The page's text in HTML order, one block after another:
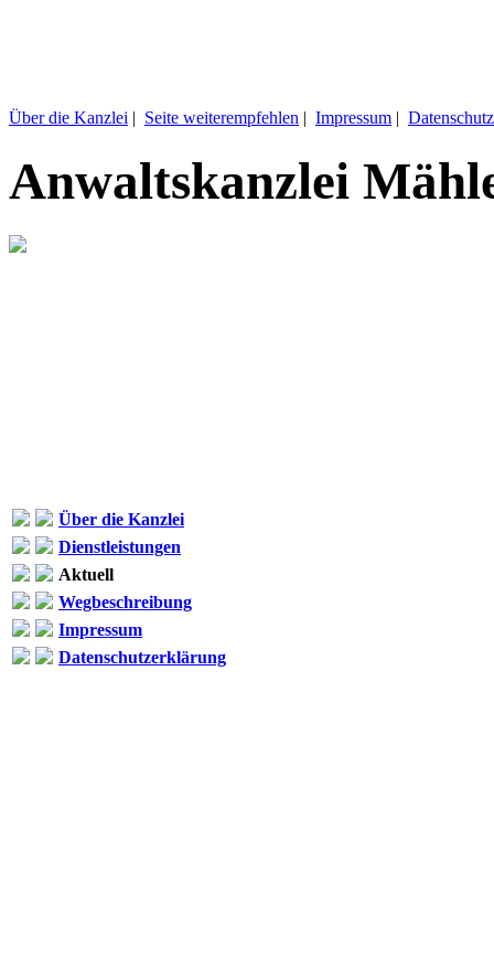
Über die Kanzlei | Seite weiterempfehlen | Impressum |
Anwaltskanzlei
Über die Kanzlei
Dienstleistungen
Aktuell
Wegbeschreibung
Impressum
Datenschutzerklärung